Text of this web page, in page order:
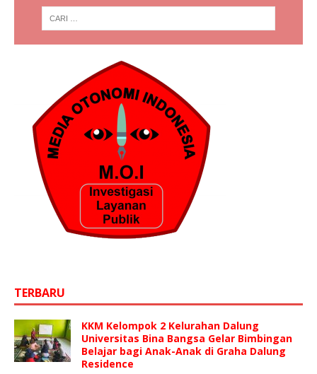
TERBARU
KKM Kelompok 2 Kelurahan Dalung
Universitas Bina Bangsa Gelar Bimbingan
Belajar bagi Anak-Anak di Graha Dalung
Residence